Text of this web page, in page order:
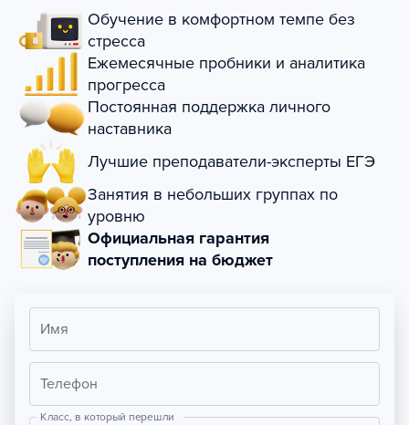
Обучение в комфортном темпе без
стресса
Ежемесячные пробники и аналитика
прогресса
Постоянная поддержка личного
наставника
Лучшие преподаватели-эксперты ЕГЭ
Занятия в небольших группах по
уровню
Официальная гарантия
поступления на бюджет
Имя
Телефон
Класс, в который перешли